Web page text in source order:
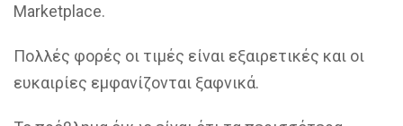
Marketplace.
Πολλές φορές οι τιμές είναι εξαιρετικές και οι
ευκαιρίες εμφανίζονται ξαφνικά.